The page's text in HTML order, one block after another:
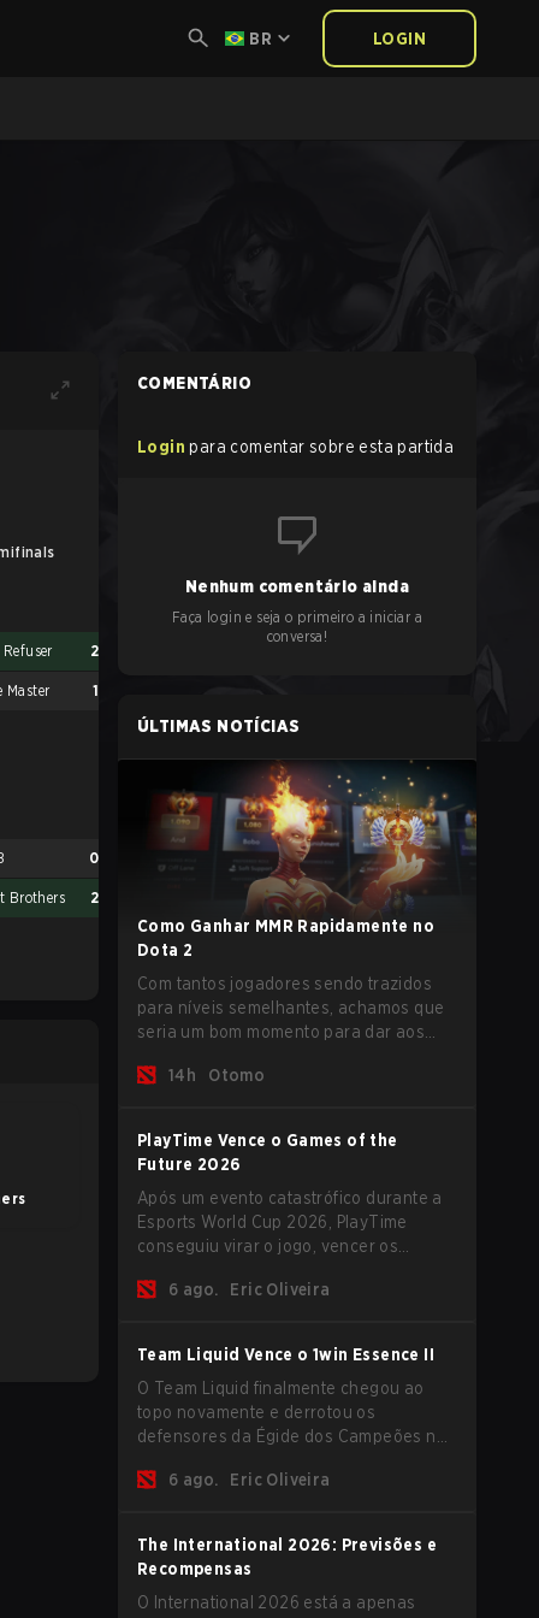
BR LOGIN
2
Master 1
0
Brothers 2
COMENTÁRIO
Login para comentar sobre esta partida
Nenhum comentário ainda
Faça login e seja o primeiro a iniciar a
conversa!
ÚLTIMAS NOTÍCIAS
Como Ganhar MMR Rapidamente no
Dota 2
Com tantos jogadores sendo trazidos
para níveis semelhantes, achamos que
seria um bom momento para dar aos
ajudá-los a subir na escada do MMR
14h Otomo
PlayTime Vence o Games of the
Future 2026
Após um evento catastrófico durante a
Esports World Cup 2026, PlayTime
conseguiu virar o jogo, vencer os
novos jogadores no roster e levar uma
6 ago. Eric Oliveira
Team Liquid Vence o 1win Essence II
O Team Liquid finalmente chegou ao
topo novamente e derrotou os
defensores da Égide dos Campeões na
do International 2026 começar e as
6 ago. Eric Oliveira
The International 2026: Previsões e
Recompensas
O International 2026 está a apenas